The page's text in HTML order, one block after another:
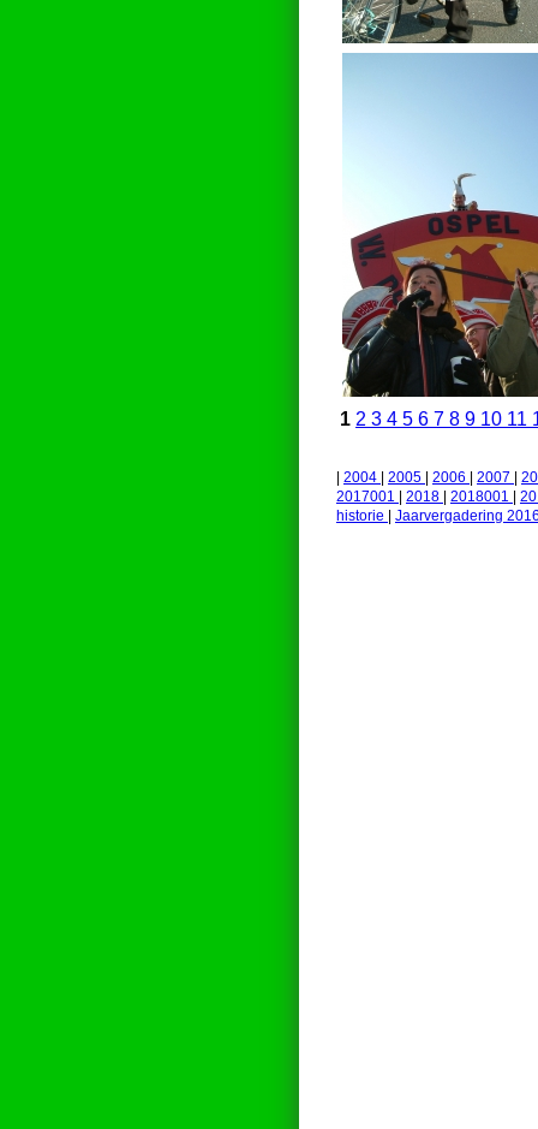
1 2 3 4 5 6 7 8 9 10 11
2004 2005 2006 2007
2017001
2018 2018001
historie
Jaarvergadering